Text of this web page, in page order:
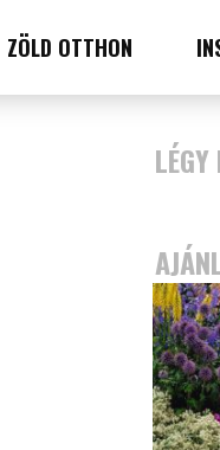
ZÖLD OTTHON